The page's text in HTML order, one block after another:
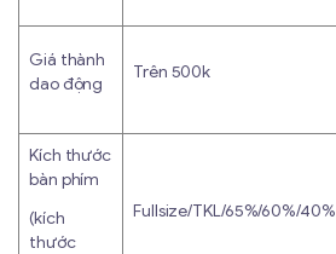
Giá thành
dao động
Trên 500k
Kích thước
bàn phím
(kích
thước
Fullsize/TKL/65%/60%/40%